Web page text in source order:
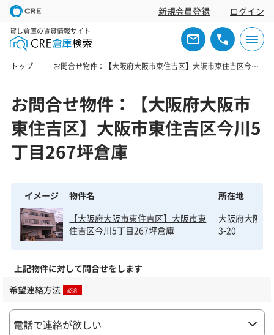
新規会員登録 ログイン
貸し倉庫の賃貸情報サイト
トップ お問合せ物件：【大阪府大阪市東住吉区】大阪市東住吉区今川5丁目267坪倉庫
お問合せ物件：【大阪府大阪市
東住吉区】大阪市東住吉区今川5
丁目267坪倉庫
イメージ 物件名
所在地
【大阪府大阪市東住吉区】大阪市東
住吉区今川5丁目267坪倉庫
大阪府大阪市
3-20
上記物件に対して問合せをします
希望連絡方法